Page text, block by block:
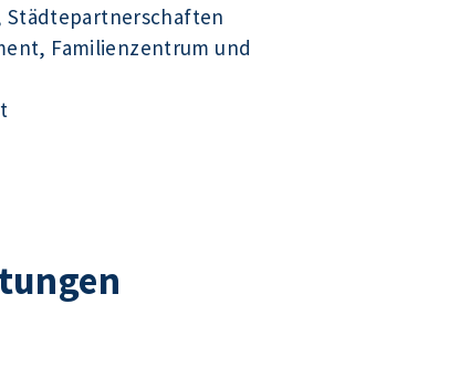
Städtepartnerschaften
Familienzentrum und